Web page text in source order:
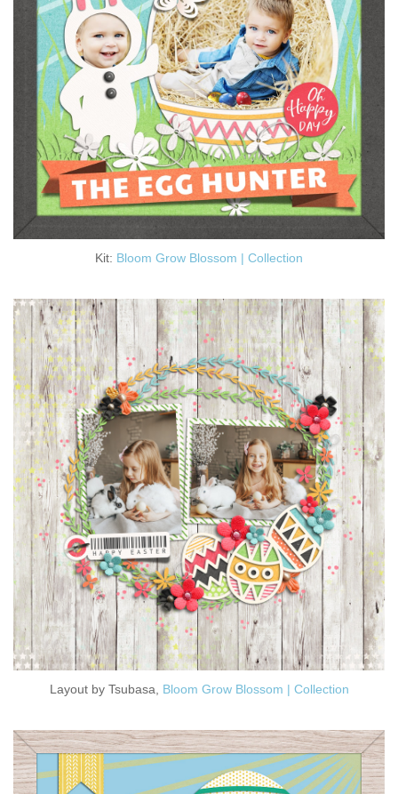
Kit: Bloom Grow Blossom | Collection
Layout by Tsubasa, Bloom Grow Blossom | Collection